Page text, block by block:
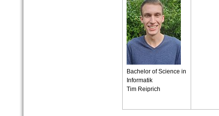
Bachelor of Science in
Informatik
Tim Reiprich